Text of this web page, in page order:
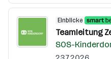
Einblicke
Teamleitung
SOS-